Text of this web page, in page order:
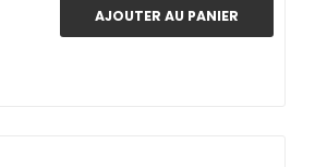
AJOUTER AU PANIER